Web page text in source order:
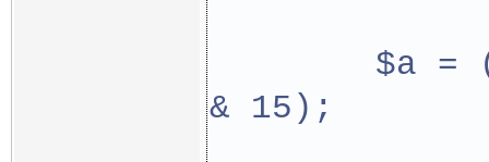
$a =
& 15);